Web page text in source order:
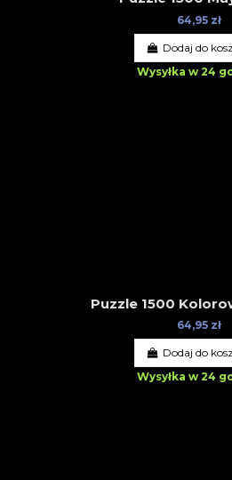
64,95 zł
Dodaj do
Wysyłka w 24
Puzzle 1500
64,95 zł
Dodaj do
Wysyłka w 24